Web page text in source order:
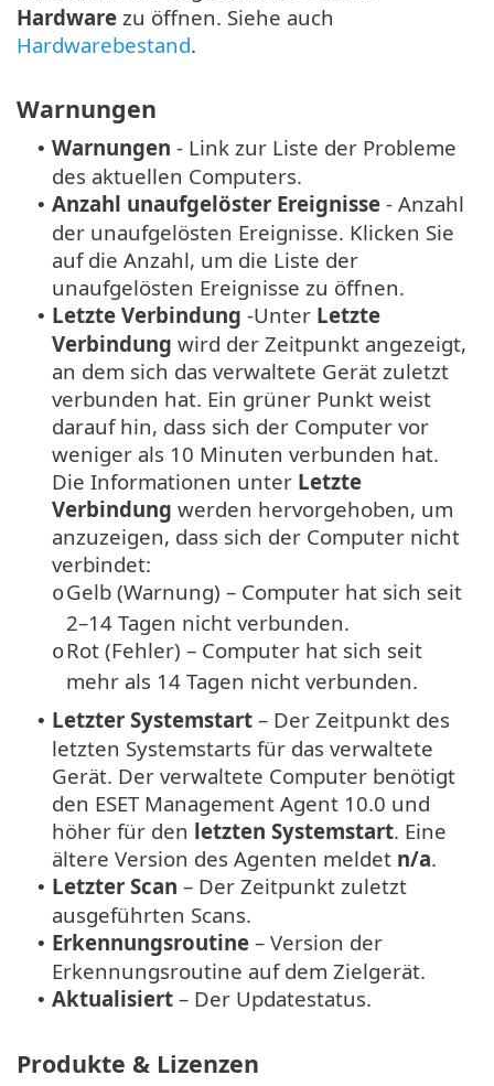
Hardware zu öffnen. Siehe auch
Hardwarebestand.
Warnungen
• Warnungen - Link zur Liste der Probleme
des aktuellen Computers.
• Anzahl unaufgelöster Ereignisse - Anzahl
der unaufgelösten Ereignisse. Klicken Sie
auf die Anzahl, um die Liste der
unaufgelösten Ereignisse zu öffnen.
• Letzte Verbindung -Unter Letzte
Verbindung wird der Zeitpunkt angezeigt,
an dem sich das verwaltete Gerät zuletzt
verbunden hat. Ein grüner Punkt weist
darauf hin, dass sich der Computer vor
weniger als 10 Minuten verbunden hat.
Die Informationen unter Letzte
Verbindung werden hervorgehoben, um
anzuzeigen, dass sich der Computer nicht
verbindet:
oGelb (Warnung) – Computer hat sich seit
2–14 Tagen nicht verbunden.
oRot (Fehler) – Computer hat sich seit
mehr als 14 Tagen nicht verbunden.
• Letzter Systemstart – Der Zeitpunkt des
letzten Systemstarts für das verwaltete
Gerät. Der verwaltete Computer benötigt
den ESET Management Agent 10.0 und
höher für den letzten Systemstart. Eine
ältere Version des Agenten meldet n/a.
• Letzter Scan – Der Zeitpunkt zuletzt
ausgeführten Scans.
• Erkennungsroutine – Version der
Erkennungsroutine auf dem Zielgerät.
• Aktualisiert – Der Updatestatus.
Produkte & Lizenzen